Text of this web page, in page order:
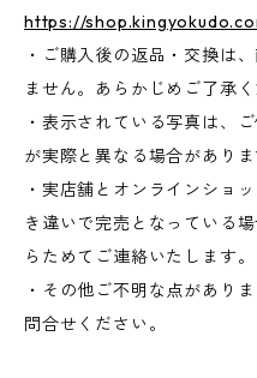
https://
・ご購入後の返品・交換は
ません。あらかじめご了承く
・表示されている写真は、
が実際と異なる場合がありま
・実店舗とオンラインショ
き違いで完売となっている
らためてご連絡いたします。
・その他ご不明な点があり
問合せください。